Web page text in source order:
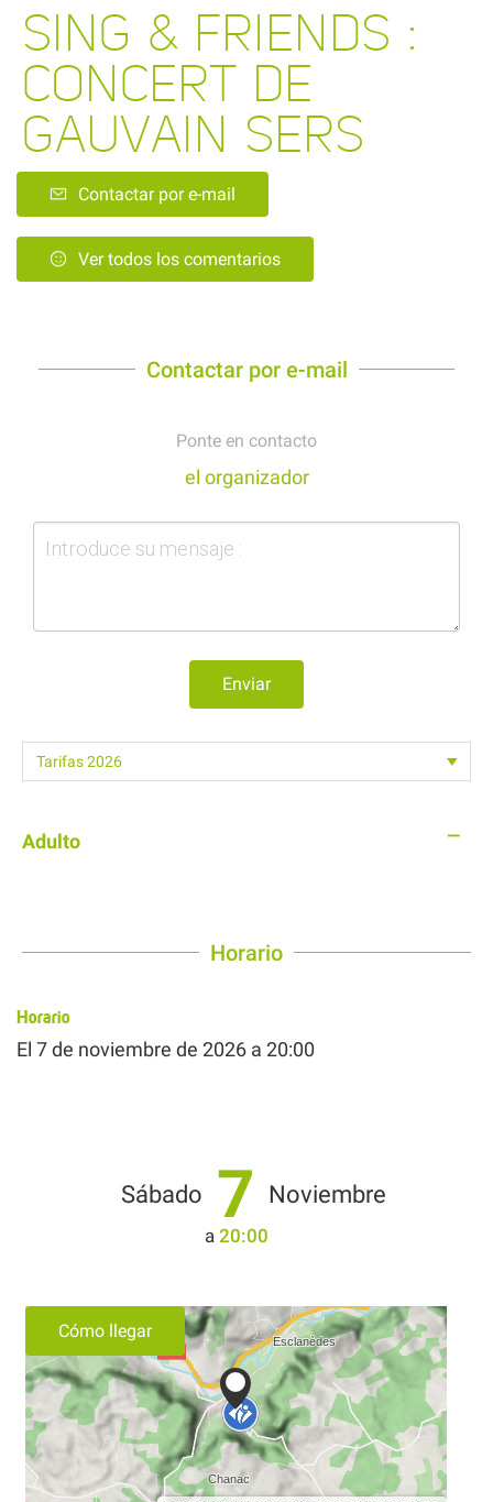
SING & FRIENDS :
CONCERT DE
GAUVAIN SERS
Contactar por e-mail
Ver todos los comentarios
Contactar por e-mail
Ponte en contacto
el organizador
Enviar
Adulto —
Horario
Horario
El 7 de noviembre de 2026 a 20:00
Sábado 7 Noviembre
a 20:00
Cómo llegar